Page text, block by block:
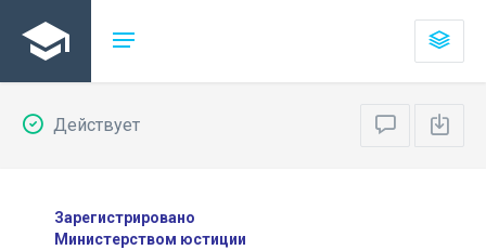
Действует
Зарегистрировано
Министерством юстиции